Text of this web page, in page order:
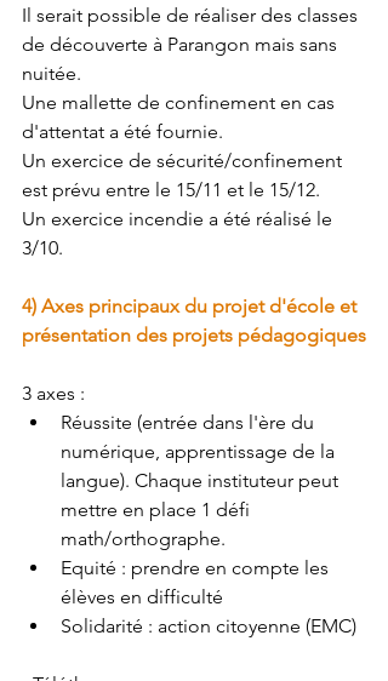
Il serait possible de réaliser des classes
de découverte à Parangon mais sans
nuitée.
Une mallette de confinement en cas
d'attentat a été fournie.
Un exercice de sécurité/confinement
est prévu entre le 15/11 et le 15/12.
Un exercice incendie a été réalisé le
3/10.
4) Axes principaux du projet d'école et
présentation des projets pédagogiques
3 axes :
Réussite (entrée dans l'ère du
numérique, apprentissage de la
langue). Chaque instituteur peut
mettre en place 1 défi
math/orthographe.
Equité : prendre en compte les
élèves en difficulté
Solidarité : action citoyenne (EMC)